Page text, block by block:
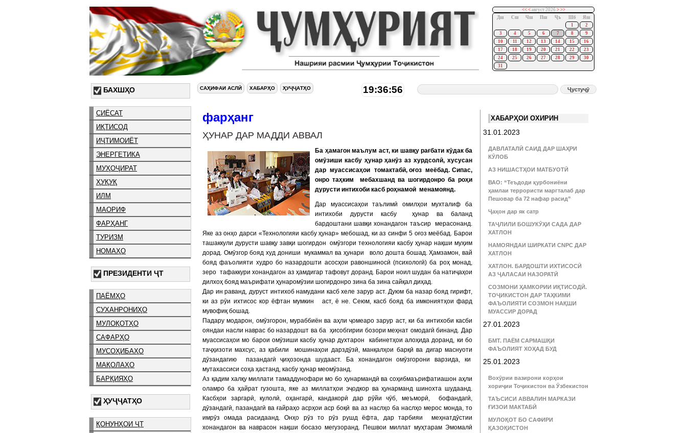
<< <август 2026 > >>
Дш
Сш Чш Пш Ҷъ Шб
Яш
1
2
3
4 5 6 7 8
9
10
11 12 13 14 15
16
17
18 19 20 21 22
23
24
25 26 27 28 29
30
31
БАХШҲО
СИЁСАТ
ИҚТИСОД
ИҶТИМОИЁТ
ЭНЕРГЕТИКА
МУҲОҶИРАТ
ҲУҚУҚ
ИЛМ
МАОРИФ
ФАРҲАНГ
ТУРИЗМ
НОМАҲО
ПРЕЗИДЕНТИ ҶТ
ПАЁМҲО
СУХАНРОНИҲО
МУЛОҚОТҲО
САФАРҲО
МУСОҲИБАҲО
МАҚОЛАҲО
БАРҚИЯҲО
ҲУҶҶАТҲО
ҚОНУНҲОИ ҶТ
САҲИФАИ АСЛӢ ХАБАРҲО ҲУҶҶАТҲО 19:36:57
фарҳанг
ҲУНАР ДАР МАДДИ АВВАЛ
Ба ҳамагон маълум аст, ки шавқу рағбати кӯдак ба
омӯзиши касбу ҳунар ҳанӯз аз хурдсолӣ, хусусан
дар муассисаҳои томактабӣ, оғоз меёбад. Сипас,
онро таҳким мебахшанд ва шогирдонро ба роҳи
дурусти интихоби касб роҳнамоӣ менамоянд.
Дар муассисаҳои таълимӣ омилҳои мухталиф ба
интихоби дурусти касбу ҳунар ва баланд
бардоштани шавқи хонандагон таъсир мерасонанд.
Яке аз онҳо дарси «Технологияи касбу ҳунар» мебошад, ки аз синфи 5 оғоз меёбад. Барои
ташаккули дурусти шавқу завқи шогирдон омӯзгори технологияи касбу ҳунар нақши муҳим
дорад. Омӯзгор бояд худ дониши мукаммал ва ҳунари воло дошта бошад. Ҳамзамон, вай
бояд фаъолияти худро бо назардошти асосҳои равоншиносӣ (психологӣ) ба роҳ монад,
зеро тафаккури хонандагон аз ҳамдигар тафовут доранд. Барои ноил шудан ба натиҷаҳои
дилхоҳ бояд маърифати ҳунаромӯзии шогирдонро зина ба зина сайқал диҳад.
Дар ин раванд, дуруст интихоб намудани касб хеле зарур аст. Дуюм ба назар бояд гирифт,
ки аз рӯи ихтисос кор ёфтан мумкин аст, ё не. Сеюм, касб бояд ба имкониятҳои фард
мувофиқ бошад.
Падару модарон, омӯзгорон, мураббиён ва аҳли ҷомеаро зарур аст, ки ба интихоби касби
ояндаи насли наврас бо назардошт ва ба ҳисобгирии бозори меҳнат омодагӣ бинанд. Дар
муассисаҳои мо барои омӯзиши касбу ҳунар духтарон кабинетҳои алоҳида доранд, ки бо
таҷҳизоти махсус, аз қабили мошинаҳои дарздӯзӣ, манқалҳои барқӣ ва дигар маснуоти
дӯзандагию пазандагӣ ҷиҳозонда шудааст. Ба хонандагон омӯзгорони варзида, ки
мутахассиси соҳа ҳастанд, касбу ҳунар меомӯзанд.
Аз қадим халқу миллати тамаддунофари мо бо ҳунармандӣ ва соҳибмаърифатиашон аҳли
оламро ба ҳайрат гузошта, яке аз миллатҳои эҷодкор ва ҳунарманд шинохта шудаанд.
Касбҳои заргарӣ, кулолӣ, оҳангарӣ, кандакорӣ дар рӯйи чӯб, меъморӣ, бофандагӣ,
дӯзандагӣ, пазандагӣ ва ғайраҳо асрҳои аср боқӣ ва аз наслҳо ба наслҳо мерос монда, то
имрӯз омада расидаанд. Онҳо рӯз то рӯз рушд ёфта, дар тарбияи меҳнатдӯстии
хонандагон ва наврасон нақши босазо мегузоранд. Пешвои миллат муҳтарам Эмомалӣ
ХАБАРҲОИ ОХИРИН
31.01.2023
ДАВЛАТАЛӢ САИД ДАР ШАҲРИ
КӮЛОБ
АЗ НИШАСТҲОИ МАТБУОТӢ
ВАО: “Теъдоди қурбониёни
ҳамлаи террористи маргталаб дар
Пешовар ба 72 нафар расид”
Ҷаҳон дар як сатр
ТАҶЛИЛИ БОШУКӮҲИ САДА ДАР
ХАТЛОН
НАМОЯНДАИ ШИРКАТИ CNPC ДАР
ХАТЛОН
ХАТЛОН. БАРДОШТИ ИХТИСОСӢ
АЗ ҶАЛАСАИ НАЗОРАТӢ
СОЗМОНИ ҲАМКОРИИ ИҚТИСОДӢ.
ТОҶИКИСТОН ДАР ТАҲКИМИ
ФАЪОЛИЯТИ СОЗМОН НАҚШИ
МУАССИР ДОРАД
27.01.2023
БМТ. ПАЁМ САРМАШҚИ
ФАЪОЛИЯТ ХОҲАД БУД
25.01.2023
Вохӯрии вазирони корҳои
хориҷии Тоҷикистон ва Ӯзбекистон
ТАЪСИСИ АВВАЛИН МАРКАЗИ
ҒИЗОИ МАКТАБӢ
МУЛОҚОТ БО САФИРИ
ҚАЗОҚИСТОН